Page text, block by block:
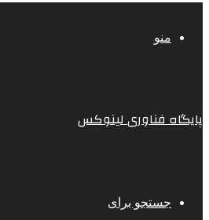
منو
پایگاه فناوری لینوکس
جستجو برای